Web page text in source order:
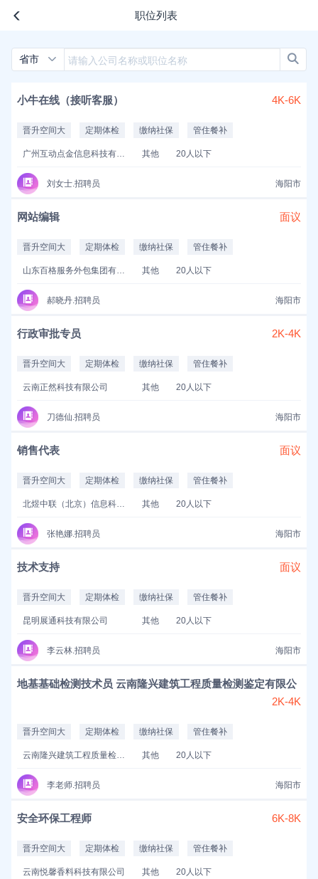
职位列表
省市
小牛在线（接听客服） 4K-6K
晋升空间大 定期体检 缴纳社保 管住餐补
广州互动点金信息科技有限公司 其他 20人以下
刘女士.招聘员 海阳市
网站编辑 面议
晋升空间大 定期体检 缴纳社保 管住餐补
山东百格服务外包集团有限公司 其他 20人以下
郝晓丹.招聘员 海阳市
行政审批专员 2K-4K
晋升空间大 定期体检 缴纳社保 管住餐补
云南正然科技有限公司 其他 20人以下
刀德仙.招聘员 海阳市
销售代表 面议
晋升空间大 定期体检 缴纳社保 管住餐补
北煜中联（北京）信息科技有限公司 其他 20人以下
张艳娜.招聘员 海阳市
技术支持 面议
晋升空间大 定期体检 缴纳社保 管住餐补
昆明展通科技有限公司 其他 20人以下
李云林.招聘员 海阳市
地基基础检测技术员 云南隆兴建筑工程质量检测鉴定有限公
2K-4K
晋升空间大 定期体检 缴纳社保 管住餐补
云南隆兴建筑工程质量检测鉴定有限公司 其他 20人以下
李老师.招聘员 海阳市
安全环保工程师 6K-8K
晋升空间大 定期体检 缴纳社保 管住餐补
云南悦馨香料科技有限公司 其他 20人以下